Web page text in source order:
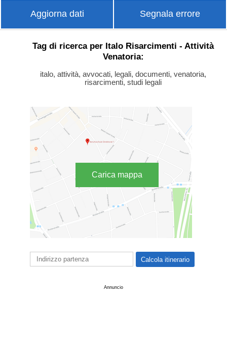
Aggiorna dati Segnala errore
Tag di ricerca per Italo Risarcimenti - Attività
Venatoria:
italo, attività, avvocati, legali, documenti, venatoria,
risarcimenti, studi legali
Carica mappa
Annuncio